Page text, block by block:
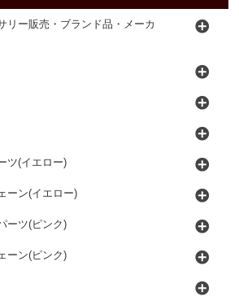
リー販売・ブランド品・メーカ
ツ(イエロー)
ーン(イエロー)
ーツ(ピンク)
ーン(ピンク)